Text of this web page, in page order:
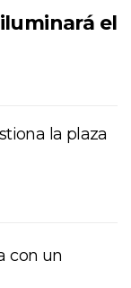
el
la plaza
con un